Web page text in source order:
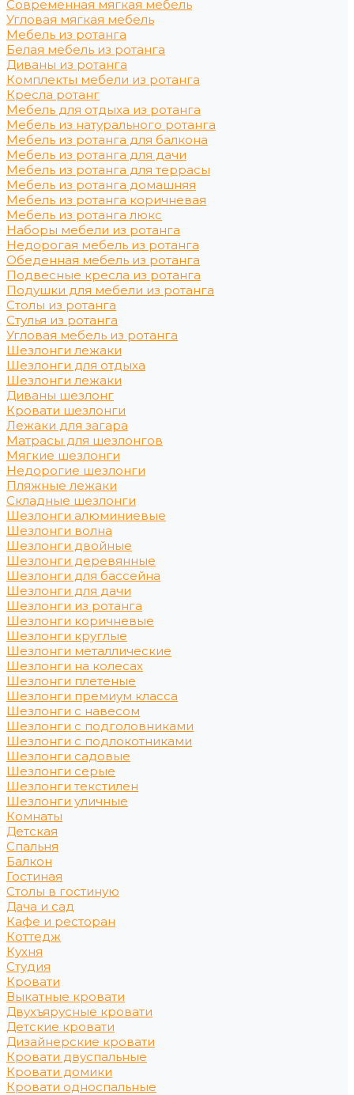
Современная мягкая мебель
Угловая мягкая мебель
Мебель из ротанга
Белая мебель из ротанга
Диваны из ротанга
Комплекты мебели из ротанга
Кресла ротанг
Мебель для отдыха из ротанга
Мебель из натурального ротанга
Мебель из ротанга для балкона
Мебель из ротанга для дачи
Мебель из ротанга для террасы
Мебель из ротанга домашняя
Мебель из ротанга коричневая
Мебель из ротанга люкс
Наборы мебели из ротанга
Недорогая мебель из ротанга
Обеденная мебель из ротанга
Подвесные кресла из ротанга
Подушки для мебели из ротанга
Столы из ротанга
Стулья из ротанга
Угловая мебель из ротанга
Шезлонги лежаки
Шезлонги для отдыха
Шезлонги лежаки
Диваны шезлонг
Кровати шезлонги
Лежаки для загара
Матрасы для шезлонгов
Мягкие шезлонги
Недорогие шезлонги
Пляжные лежаки
Складные шезлонги
Шезлонги алюминиевые
Шезлонги волна
Шезлонги двойные
Шезлонги деревянные
Шезлонги для бассейна
Шезлонги для дачи
Шезлонги из ротанга
Шезлонги коричневые
Шезлонги круглые
Шезлонги металлические
Шезлонги на колесах
Шезлонги плетеные
Шезлонги премиум класса
Шезлонги с навесом
Шезлонги с подголовниками
Шезлонги с подлокотниками
Шезлонги садовые
Шезлонги серые
Шезлонги текстилен
Шезлонги уличные
Комнаты
Детская
Спальня
Балкон
Гостиная
Столы в гостиную
Дача и сад
Кафе и ресторан
Коттедж
Кухня
Студия
Кровати
Выкатные кровати
Двухъярусные кровати
Детские кровати
Дизайнерские кровати
Кровати двуспальные
Кровати домики
Кровати односпальные